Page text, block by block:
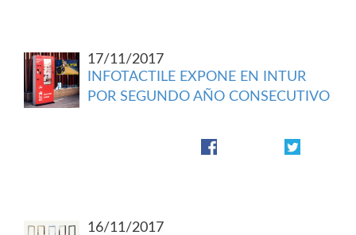
17/11/2017
INFOTACTILE EXPONE EN INTUR
POR SEGUNDO AÑO CONSECUTIVO
16/11/2017